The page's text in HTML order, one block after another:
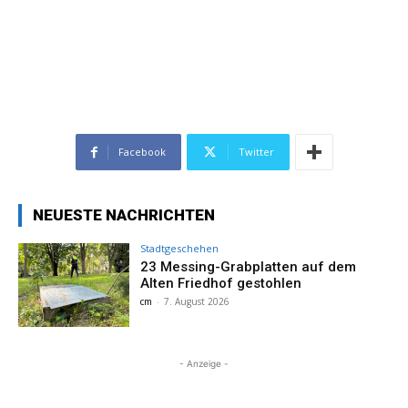
Facebook Twitter
NEUESTE NACHRICHTEN
Stadtgeschehen
23 Messing-Grabplatten auf dem
Alten Friedhof gestohlen
cm - 7. August 2026
- Anzeige -